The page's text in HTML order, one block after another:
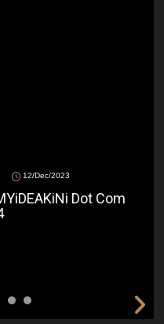
12/Dec/2023
Dot Com